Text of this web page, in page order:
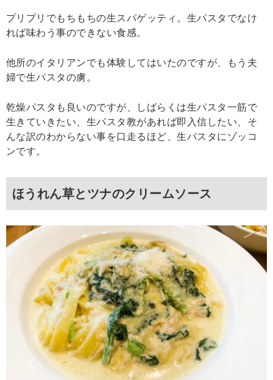
プリプリでもちもちの生スパゲッティ。生パスタでなけ
れば味わう事のできない食感。
他所のイタリアンでも体験してはいたのですが、もう夫
婦で生パスタの虜。
乾燥パスタも良いのですが、しばらくは生パスタ一筋で
生きていきたい、生パスタ教があれば即入信したい、そ
んな訳のわからない事を口走るほど、生パスタにゾッコ
ンです。
ほうれん草とツナのクリームソース